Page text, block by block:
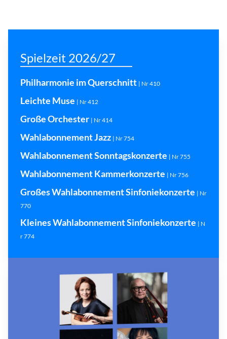
Spielzeit 2026/27
Philharmonie im Querschnitt | Nr 410
Leichte Muse | Nr 412
Große Orchester | Nr 414
Wahlabonnement Jazz | Nr 754
Wahlabonnement Sonntagskonzerte | Nr 755
Wahlabonnement Kammerkonzerte | Nr 756
Großes Wahlabonnement Sinfoniekonzerte | Nr
770
Kleines Wahlabonnement Sinfoniekonzerte | N
r 774